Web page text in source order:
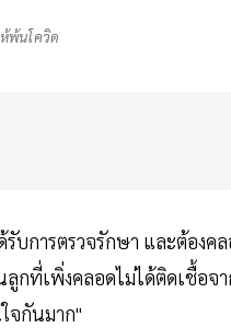
พ้นโควิด
รับการตรวจรักษา และต้อง
กที่เพิ่งคลอดไม่ได้ติดเชื้อจ
จกันมาก"